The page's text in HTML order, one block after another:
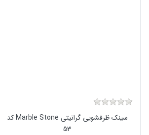
سینک ظرفشویی گرانیتی Marble Stone کد
53